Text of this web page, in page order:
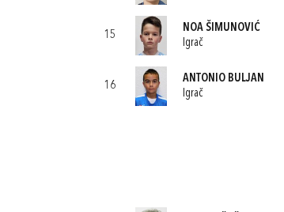
15
NOA ŠIMUNOVIĆ
Igrač
16
ANTONIO BULJAN
Igrač